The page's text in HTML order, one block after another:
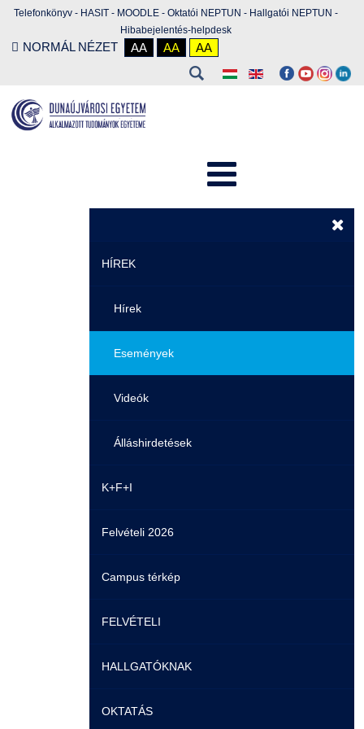
Telefonkönyv - HASIT - MOODLE - Oktatói NEPTUN - Hallgatói NEPTUN -
Hibabejelentés-helpdesk
NORMÁL NÉZET AA AA AA
HÍREK
Hírek
Események
Videók
Álláshirdetések
K+F+I
Felvételi 2026
Campus térkép
FELVÉTELI
Pontozási rendszer szabályai
Felvetteknek
HALLGATÓKNAK
Képzéseink
OKTATÁS